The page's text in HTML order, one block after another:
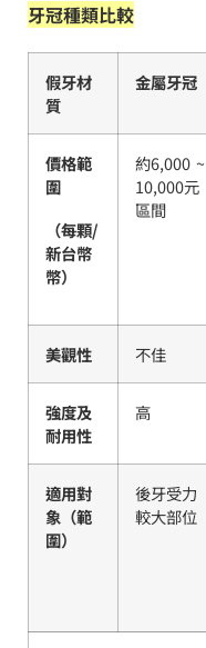
牙冠種類比較
假牙材
質
金屬牙冠
價格範
圍
（每顆/
新台幣
幣）
約6,000 ~
10,000元
區間
美觀性 不佳
強度及
耐用性
高
適用對
象（範
圍）
後牙受力
較大部位